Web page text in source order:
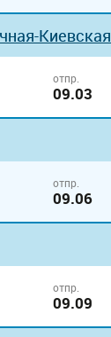
Киевская
отпр.
09.03
отпр.
09.06
отпр.
09.09